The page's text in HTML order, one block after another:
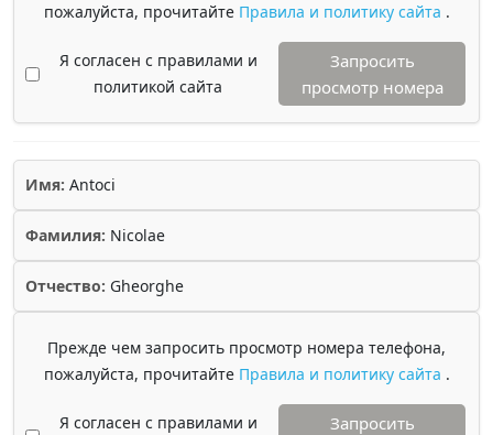
пожалуйста, прочитайте Правила и политику сайта .
Я согласен с правилами и
политикой сайта
Запросить
просмотр номера
Имя: Antoci
Фамилия: Nicolae
Отчество: Gheorghe
Прежде чем запросить просмотр номера телефона,
пожалуйста, прочитайте Правила и политику сайта .
Я согласен с правилами и
Запросить